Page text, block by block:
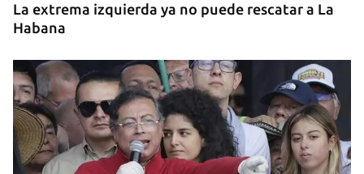
La extrema izquierda ya no puede rescatar a La
Habana